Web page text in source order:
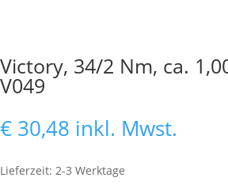
Victory, 34/2 Nm, ca.
V049
€ 30,48 inkl. Mwst.
Lieferzeit: 2-3 Werktage